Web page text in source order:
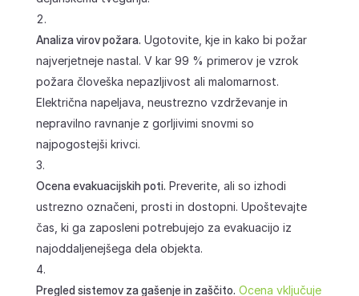
Analiza virov požara. Ugotovite, kje in kako bi požar
najverjetneje nastal. V kar 99 % primerov je vzrok
požara človeška nepazljivost ali malomarnost.
Električna napeljava, neustrezno vzdrževanje in
nepravilno ravnanje z gorljivimi snovmi so
najpogostejši krivci.
Ocena evakuacijskih poti. Preverite, ali so izhodi
ustrezno označeni, prosti in dostopni. Upoštevajte
čas, ki ga zaposleni potrebujejo za evakuacijo iz
najoddaljenejšega dela objekta.
Pregled sistemov za gašenje in zaščito. Ocena vključuje